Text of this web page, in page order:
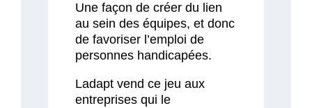
Une façon de créer du lien
au sein des équipes, et donc
de favoriser l’emploi de
personnes handicapées.
Ladapt vend ce jeu aux
entreprises qui le